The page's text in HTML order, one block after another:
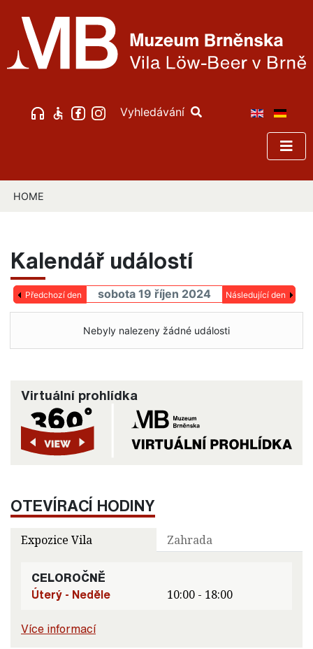
Vyhledávání
HOME
Kalendář událostí
Předchozí den sobota 19 říjen 2024 Následující den
Nebyly nalezeny žádné události
Virtuální prohlídka
OTEVÍRACÍ HODINY
Expozice Vila Zahrada
CELOROČNĚ
Úterý - Neděle
10:00 - 18:00
Více informací